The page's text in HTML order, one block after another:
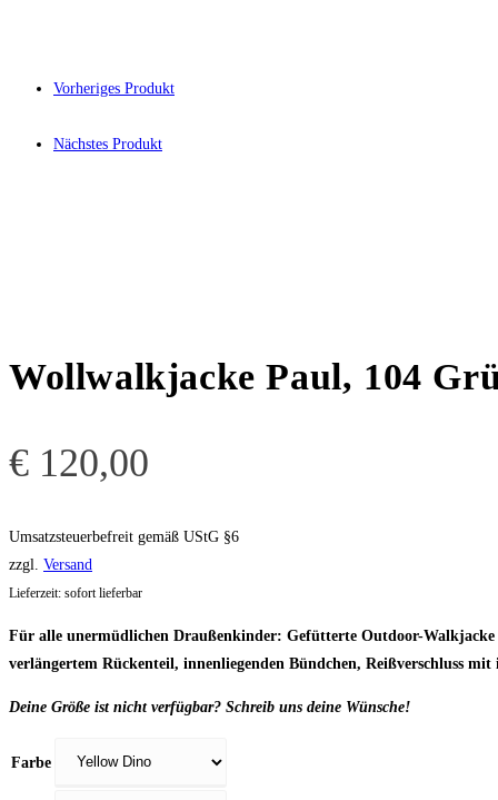
Vorheriges Produkt
Nächstes Produkt
Wollwalkjacke Paul, 104
€ 120,00
Umsatzsteuerbefreit gemäß UStG §6
zzgl. Versand
Lieferzeit: sofort lieferbar
Für alle unermüdlichen Draußenkinder: Gefütterte Outdoor-
verlängertem Rückenteil, innenliegenden Bündchen, Reißverschluss
Deine Größe ist nicht verfügbar? Schreib uns deine Wünsche!
Farbe